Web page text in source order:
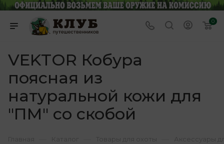
0
VEKTOR Кобура
поясная из
натуральной кожи для
"ПМ" со скобой